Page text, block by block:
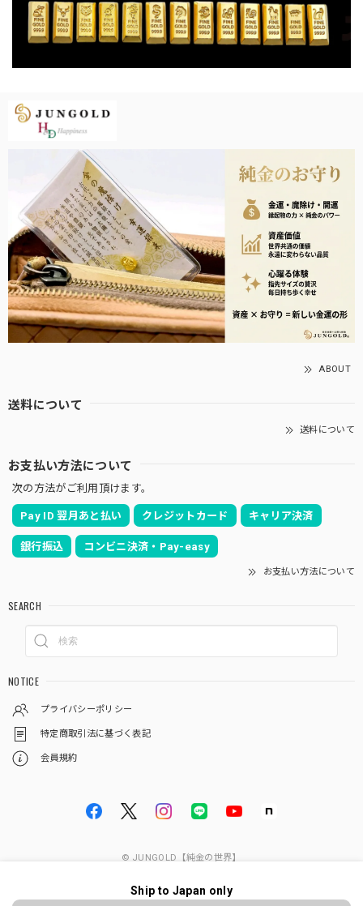
ABOUT
送料について
送料について
お支払い方法について
次の方法がご利用頂けます。
Pay ID 翌月あと払い クレジットカード キャリア決済
銀行振込 コンビニ決済・Pay-easy
お支払い方法について
SEARCH
NOTICE
プライバシーポリシー
特定商取引法に基づく表記
会員規約
© JUNGOLD【純金の世界】
Ship to Japan only
ショップに質問する